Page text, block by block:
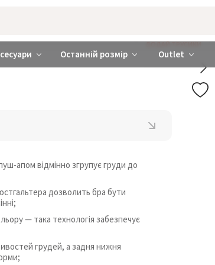
та Україна
Останній розмір Outlet
ДОДАЙ ТРУСИКИ
апом відмінно згрупує груди до
дозволить бра бути
— така технологія забезпечує
грудей, а задня нижня